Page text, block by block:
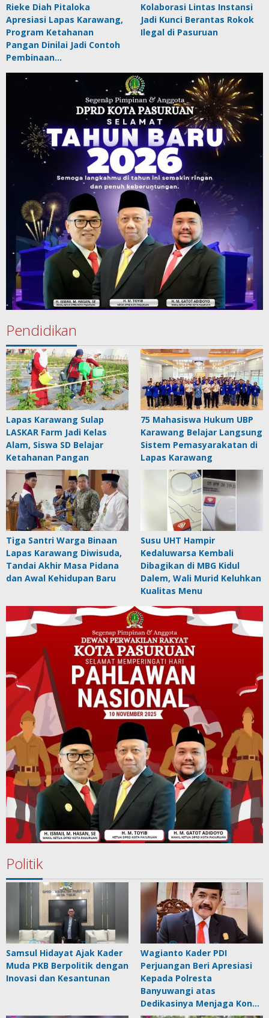
Rieke Diah Pitaloka
Apresiasi Lapas Karawang,
Program Ketahanan
Pangan Dinilai Jadi Contoh
Pembinaan…
Kolaborasi Lintas Instansi
Jadi Kunci Berantas Rokok
Ilegal di Pasuruan
Pendidikan
Lapas Karawang Sulap
LASKAR Farm Jadi Kelas
Alam, Siswa SD Belajar
Ketahanan Pangan
75 Mahasiswa Hukum UBP
Karawang Belajar Langsung
Sistem Pemasyarakatan di
Lapas Karawang
Tiga Santri Warga Binaan
Lapas Karawang Diwisuda,
Tandai Akhir Masa Pidana
dan Awal Kehidupan Baru
Susu UHT Hampir
Kedaluwarsa Kembali
Dibagikan di MBG Kidul
Dalem, Wali Murid Keluhkan
Kualitas Menu
Politik
Samsul Hidayat Ajak Kader
Muda PKB Berpolitik dengan
Inovasi dan Kesantunan
Wagianto Kader PDI
Perjuangan Beri Apresiasi
Kepada Polresta
Banyuwangi atas
Dedikasinya Menjaga Kon…